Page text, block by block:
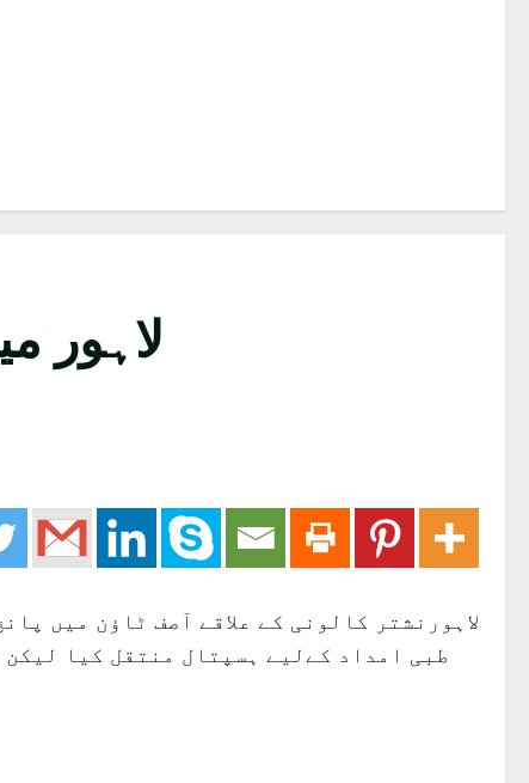
لاہور میں
لاہورنشتر کالونی کے علاقے آصف ٹاؤن میں
طبی امداد کےلیے ہسپتال منتقل کیا